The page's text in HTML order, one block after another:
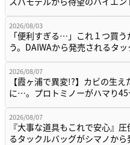
2026/08/03
「便利すぎる…」これ１つ買
う。DAIWAから発売されるタ
2026/08/07
【霞ヶ浦で異変!?】カビの生え
に…。プロトミノーがハマり
2026/08/07
『大事な道具もこれで安心』
るタックルバッグがシマノか